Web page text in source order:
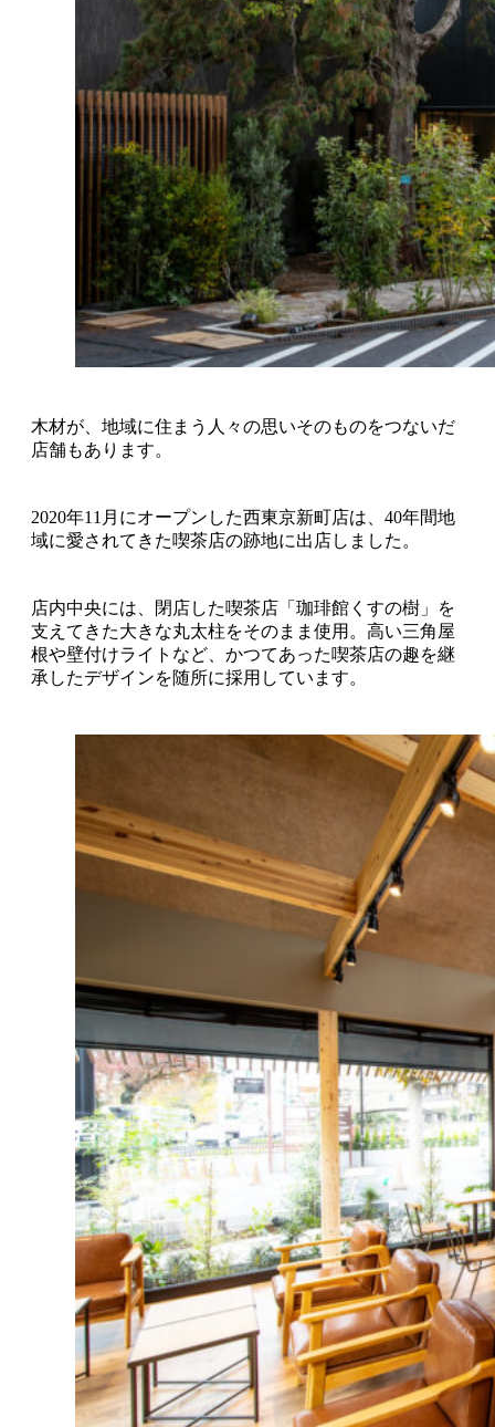
木材が、地域に住まう人々の思いそのものをつないだ
店舗もあります。
2020年11月にオープンした西東京新町店は、40年間地
域に愛されてきた喫茶店の跡地に出店しました。
店内中央には、閉店した喫茶店「珈琲館くすの樹」を
支えてきた大きな丸太柱をそのまま使用。高い三角屋
根や壁付けライトなど、かつてあった喫茶店の趣を継
承したデザインを随所に採用しています。